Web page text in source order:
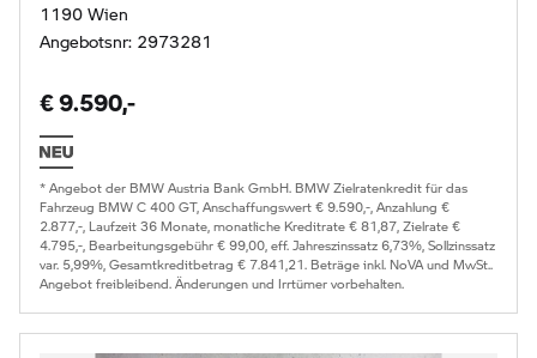
1190 Wien
Angebotsnr: 2973281
€ 9.590,-
* Angebot der BMW Austria Bank GmbH. BMW Zielratenkredit für das
Fahrzeug BMW C 400 GT, Anschaffungswert € 9.590,-, Anzahlung €
2.877,-, Laufzeit 36 Monate, monatliche Kreditrate € 81,87, Zielrate €
4.795,-, Bearbeitungsgebühr € 99,00, eff. Jahreszinssatz 6,73%, Sollzinssatz
var. 5,99%, Gesamtkreditbetrag € 7.841,21. Beträge inkl. NoVA und MwSt..
Angebot freibleibend. Änderungen und Irrtümer vorbehalten.